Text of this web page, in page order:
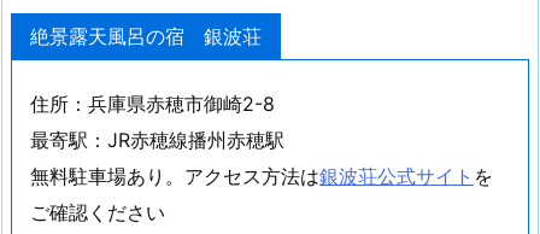
絶景露天風呂の宿 銀波荘
住所：兵庫県赤穂市御崎2-8
最寄駅：JR赤穂線播州赤穂駅
無料駐車場あり。アクセス方法は銀波荘公式サイト を
ご確認ください